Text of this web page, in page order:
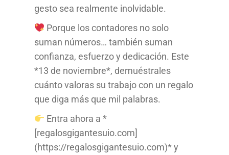
gesto sea realmente inolvidable.
Porque los contadores no solo
suman números… también suman
confianza, esfuerzo y dedicación. Este
*13 de noviembre*, demuéstrales
cuánto valoras su trabajo con un regalo
que diga más que mil palabras.
Entra ahora a *
[regalosgigantesuio.com]
(https://regalosgigantesuio.com)* y